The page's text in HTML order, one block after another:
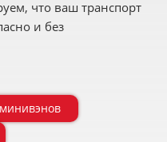
что ваш транспорт
и без